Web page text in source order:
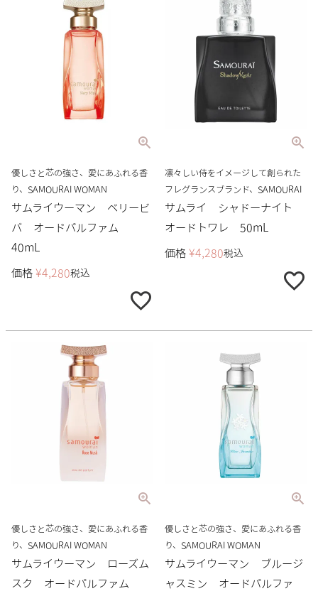
優しさと芯の強さ、愛にあふれる香
り、SAMOURAI WOMAN
サムライウーマン ベリービ
バ オードパルファム
40mL
価格 ¥4,280税込
凛々しい侍をイメージして創られた
フレグランスブランド、SAMOURAI
サムライ シャドーナイト
オードトワレ 50mL
価格 ¥4,280税込
優しさと芯の強さ、愛にあふれる香
り、SAMOURAI WOMAN
サムライウーマン ローズム
スク オードパルファム
優しさと芯の強さ、愛にあふれる香
り、SAMOURAI WOMAN
サムライウーマン ブルージ
ャスミン オードパルファ